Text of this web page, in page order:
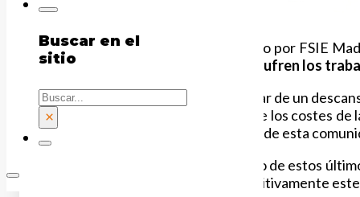
Buscar en el
sitio
Buscar
×
Este ha sido el único tema expuesto por FSIE
trasladar el grave problema que sufren los
Esta posibilidad para poder disfrutar de un
Comunidad de Madrid debido a que los costes
las condiciones de los trabajadores de esta
Tras numerosas negativas a lo largo de estos
Desde FSIE Madrid, valoramos positivamente